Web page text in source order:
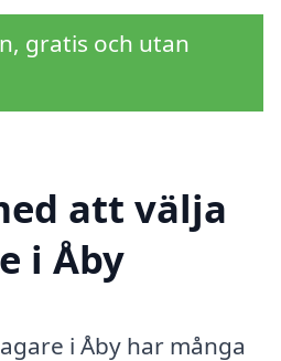
gratis och utan
att välja
i Åby
i Åby har många